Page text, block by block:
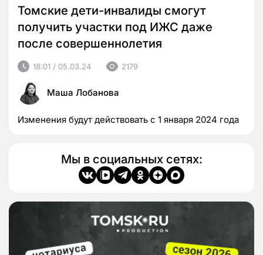
Томские дети-инвалиды смогут
получить участки под ИЖС даже
после совершеннолетия
18:01 / 05.03.24 2179
Маша Лобанова
Изменения будут действовать с 1 января 2024 года
Мы в социальных сетях: